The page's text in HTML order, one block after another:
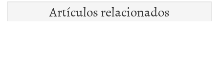
Artículos relacionados